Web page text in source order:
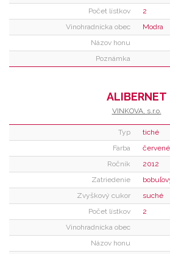
Počet lístkov
2
Vinohradnícka obec
Modra
Názov honu
Poznámka
ALIBERNET
VINKOVA, s.r.o.
Typ
tiché
Farba
červené
Ročník
2012
Zatriedenie
Zvyškový cukor
suché
Počet lístkov
2
Vinohradnícka obec
Názov honu